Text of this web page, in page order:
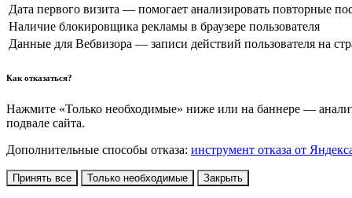
Дата первого визита — помогает анализировать повторные
Наличие блокировщика рекламы в браузере пользователя
Данные для Вебвизора — записи действий пользователя на
Как отказаться?
Нажмите «Только необходимые» ниже или на баннере —
подвале сайта.
Дополнительные способы отказа: инструмент отказа от
Принять все Только необходимые Закрыть